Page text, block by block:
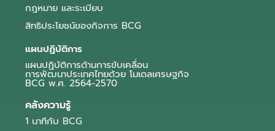
กฎหมาย และระเบียบ
สิทธิประโยชน์ของกิจการ BCG
แผนปฏิบัติการ
แผนปฏิบัติการด้านการขับเคลื่อน
การพัฒนาประเทศไทยด้วย โมเดลเศรษฐกิจ
BCG พ.ศ. 2564-2570
คลังความรู้
1 นาทีกับ BCG